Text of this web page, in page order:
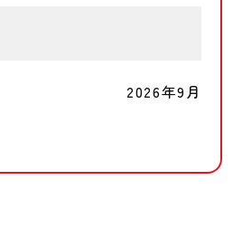
2026年9月